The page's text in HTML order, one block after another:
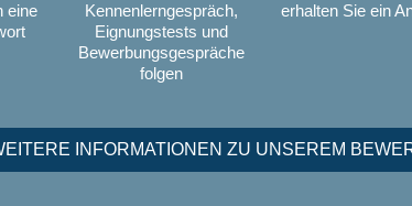
eine
Kennenlerngespräch,
Eignungstests und
Bewerbungsgespräche
folgen
erhalten Sie ein
INFORMATIONEN ZU UNSEREM